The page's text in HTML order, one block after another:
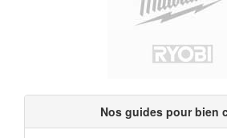
Nos guides pour bien